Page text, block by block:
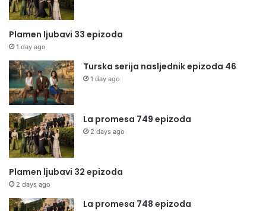
Plamen ljubavi 33 epizoda
1 day ago
Turska serija nasljednik epizoda 46
1 day ago
La promesa 749 epizoda
2 days ago
Plamen ljubavi 32 epizoda
2 days ago
La promesa 748 epizoda